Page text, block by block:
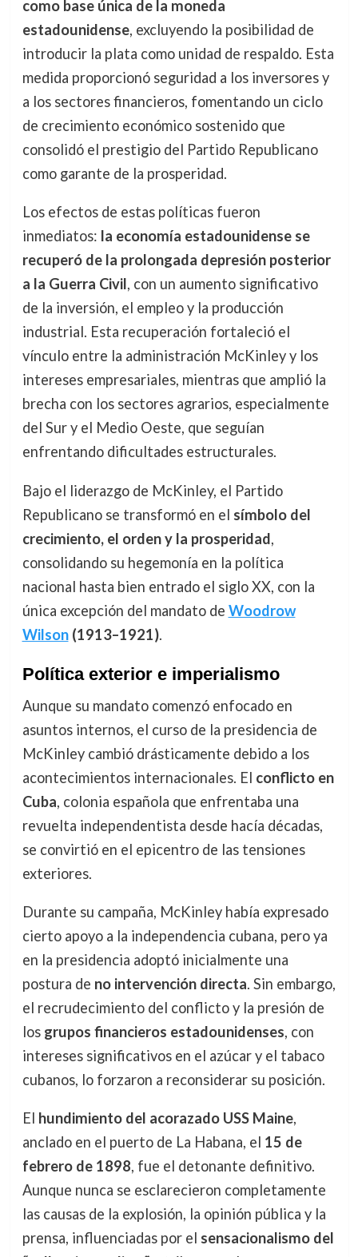
como base única de la moneda
estadounidense, excluyendo la posibilidad de
introducir la plata como unidad de respaldo. Esta
medida proporcionó seguridad a los inversores y
a los sectores financieros, fomentando un ciclo
de crecimiento económico sostenido que
consolidó el prestigio del Partido Republicano
como garante de la prosperidad.
Los efectos de estas políticas fueron
inmediatos: la economía estadounidense se
recuperó de la prolongada depresión posterior
a la Guerra Civil, con un aumento significativo
de la inversión, el empleo y la producción
industrial. Esta recuperación fortaleció el
vínculo entre la administración McKinley y los
intereses empresariales, mientras que amplió la
brecha con los sectores agrarios, especialmente
del Sur y el Medio Oeste, que seguían
enfrentando dificultades estructurales.
Bajo el liderazgo de McKinley, el Partido
Republicano se transformó en el símbolo del
crecimiento, el orden y la prosperidad,
consolidando su hegemonía en la política
nacional hasta bien entrado el siglo XX, con la
única excepción del mandato de Woodrow
Wilson(1913–1921).
Política exterior e imperialismo
Aunque su mandato comenzó enfocado en
asuntos internos, el curso de la presidencia de
McKinley cambió drásticamente debido a los
acontecimientos internacionales. El conflicto en
Cuba, colonia española que enfrentaba una
revuelta independentista desde hacía décadas,
se convirtió en el epicentro de las tensiones
exteriores.
Durante su campaña, McKinley había expresado
cierto apoyo a la independencia cubana, pero ya
en la presidencia adoptó inicialmente una
postura de no intervención directa. Sin embargo,
el recrudecimiento del conflicto y la presión de
los grupos financieros estadounidenses, con
intereses significativos en el azúcar y el tabaco
cubanos, lo forzaron a reconsiderar su posición.
El hundimiento del acorazado USS Maine,
anclado en el puerto de La Habana, el 15 de
febrero de 1898, fue el detonante definitivo.
Aunque nunca se esclarecieron completamente
las causas de la explosión, la opinión pública y la
prensa, influenciadas por el sensacionalismo del